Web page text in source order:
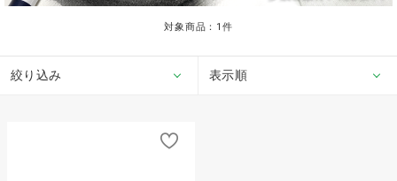
対象商品： 1 件
絞り込み 表示順